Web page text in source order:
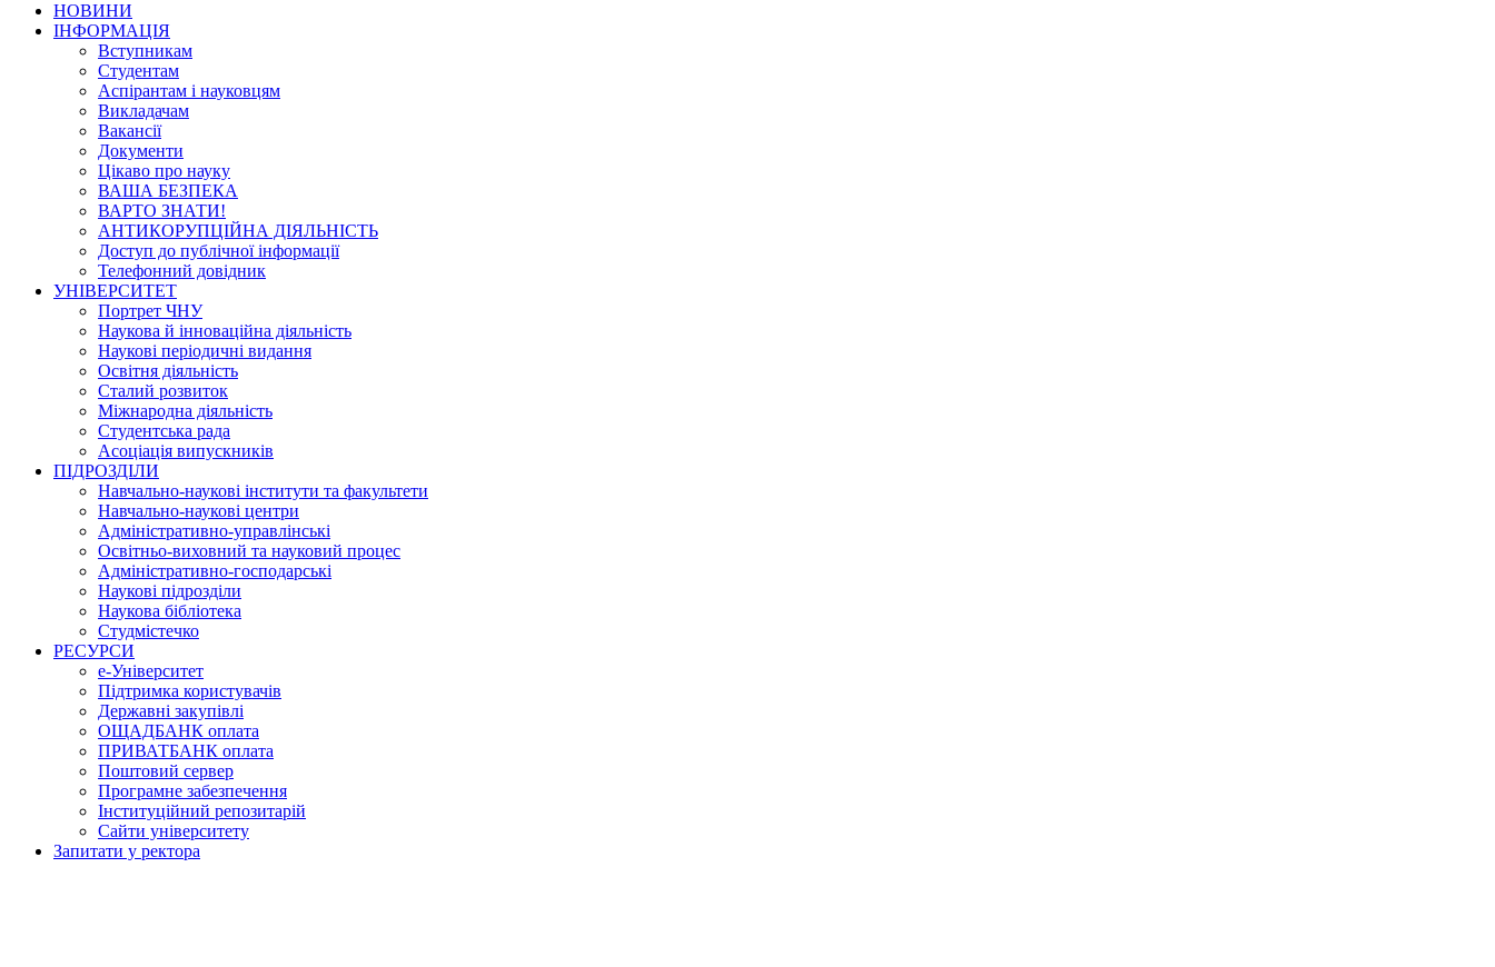
НОВИНИ
ІНФОРМАЦІЯ
Вступникам
Студентам
Аспірантам і науковцям
Викладачам
Вакансії
Документи
Цікаво про науку
ВАША БЕЗПЕКА
ВАРТО ЗНАТИ!
АНТИКОРУПЦІЙНА ДІЯЛЬНІСТЬ
Доступ до публічної інформації
Телефонний довідник
УНІВЕРСИТЕТ
Портрет ЧНУ
Наукова й інноваційна діяльність
Наукові періодичні видання
Освітня діяльність
Сталий розвиток
Міжнародна діяльність
Студентська рада
Асоціація випускників
ПІДРОЗДІЛИ
Навчально-наукові інститути та факультети
Навчально-наукові центри
Адміністративно-управлінські
Освітньо-виховний та науковий процес
Адміністративно-господарські
Наукові підрозділи
Наукова бібліотека
Студмістечко
РЕСУРСИ
е-Університет
Підтримка користувачів
Державні закупівлі
ОЩАДБАНК оплата
ПРИВАТБАНК оплата
Поштовий сервер
Програмне забезпечення
Інституційний репозитарій
Сайти університету
Запитати у ректора